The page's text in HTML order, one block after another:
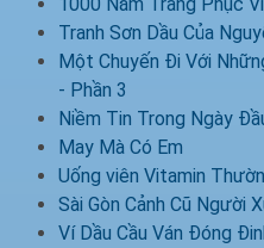
Tranh Sơn Dầu Của
Một Chuyến Đi Với
- Phần 3
Niềm Tin Trong Ngày
May Mà Có Em
Uống viên Vitamin
Sài Gòn Cảnh Cũ Người
Ví Dầu Cầu Ván Đóng